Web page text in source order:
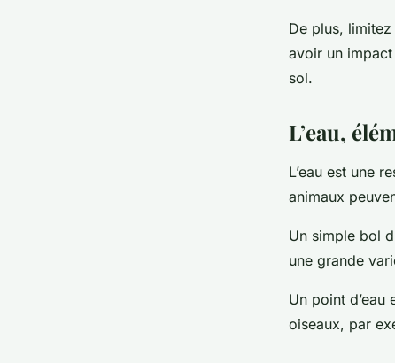
De plus, limitez
avoir un
sol.
L’eau,
L’eau est une
animaux
Un simple bol
une grande
Un point
oiseaux, par